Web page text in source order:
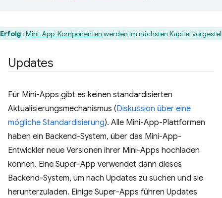
Erfolg : Mini-App-Komponenten werden im nächsten Kapitel
Updates
Für Mini-Apps gibt es keinen standardisierten
Aktualisierungsmechanismus (Diskussion über eine
mögliche Standardisierung). Alle Mini-App-Plattformen
haben ein Backend-System, über das Mini-App-
Entwickler neue Versionen ihrer Mini-Apps hochladen
können. Eine Super-App verwendet dann dieses
Backend-System, um nach Updates zu suchen und sie
herunterzuladen. Einige Super-Apps führen Updates